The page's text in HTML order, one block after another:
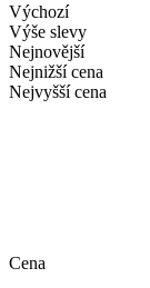
Výchozí
Výše slevy
Nejnovější
Nejnižší cena
Nejvyšší cena
Cena